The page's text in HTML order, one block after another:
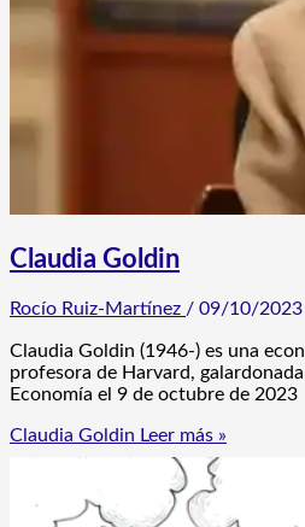
Claudia Goldin
Rocío Ruiz-Martínez / 09/10/2023
Claudia Goldin (1946-) es una
profesora de Harvard,
Economía el 9 de octubre de 2023
Claudia Goldin Leer más »